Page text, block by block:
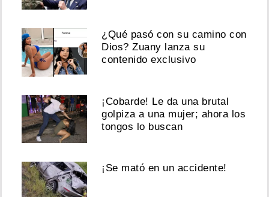
¿Qué pasó con su camino con
Dios? Zuany lanza su
contenido exclusivo
¡Cobarde! Le da una brutal
golpiza a una mujer; ahora los
tongos lo buscan
¡Se mató en un accidente!